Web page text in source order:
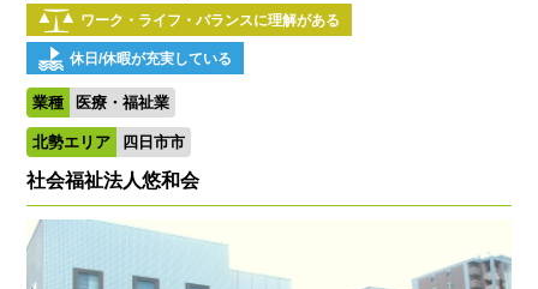
ワーク・ライフ・バランスに理解がある
休日/休暇が充実している
業種 医療・福祉業
北勢エリア 四日市市
社会福祉法人悠和会